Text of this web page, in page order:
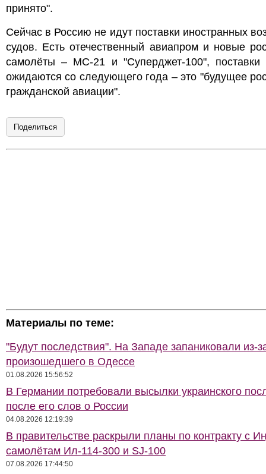
принято".
Сейчас в Россию не идут поставки иностранных
судов. Есть отечественный авиапром и новые
самолёты – МС-21 и "Суперджет-100", поставки
ожидаются со следующего года – это "будущее
гражданской авиации".
Поделиться
Материалы по теме:
"Будут последствия". На Западе запаниковали из-
произошедшего в Одессе
01.08.2026 15:56:52
В Германии потребовали высылки украинского
после его слов о России
04.08.2026 12:19:39
В правительстве раскрыли планы по контракту с
самолётам Ил-114-300 и SJ-100
07.08.2026 17:44:50